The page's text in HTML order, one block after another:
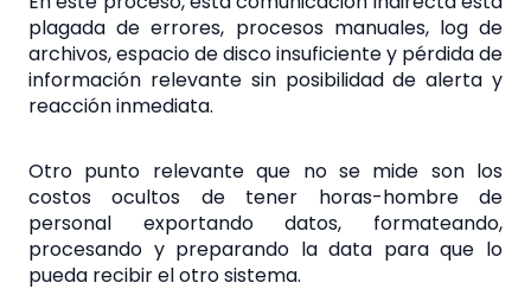
plagada de errores, procesos manuales, log de
archivos, espacio de disco insuficiente y pérdida de
información relevante sin posibilidad de alerta y
reacción inmediata.
Otro punto relevante que no se mide son los
costos ocultos de tener horas-hombre de
personal exportando datos, formateando,
procesando y preparando la data para que lo
pueda recibir el otro sistema.